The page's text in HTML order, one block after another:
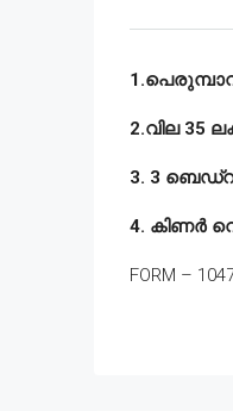
2.വില 35
3. 3
4. കിണർ
FORM –